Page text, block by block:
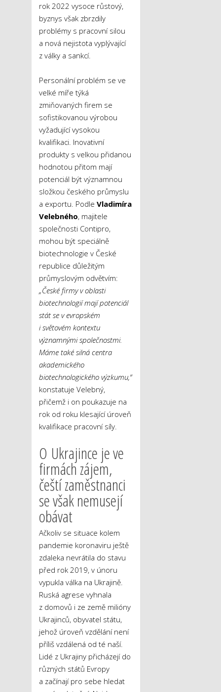
rok 2022 vysoce růstový,
byznys však zbrzdily
problémy s pracovní silou
a nová nejistota vyplývající
z války a sankcí.
Personální problém se ve
velké míře týká
zmiňovaných firem se
sofistikovanou výrobou
vyžadující vysokou
kvalifikaci. Inovativní
produkty s velkou přidanou
hodnotou přitom mají
potenciál být významnou
složkou českého průmyslu
a exportu. Podle Vladimíra
Velebného, majitele
společnosti Contipro,
mohou být speciálně
biotechnologie v České
republice důležitým
průmyslovým odvětvím:
„České firmy v oblasti
biotechnologií mají potenciál
stát se v evropském
i světovém kontextu
významnými společnostmi.
Máme také silná centra
akademického
biotechnologického výzkumu,“
konstatuje Velebný,
přičemž i on poukazuje na
rok od roku klesající úroveň
kvalifikace pracovní síly.
O Ukrajince je ve
firmách zájem,
čeští zaměstnanci
se však nemusejí
obávat
Ačkoliv se situace kolem
pandemie koronaviru ještě
zdaleka nevrátila do stavu
před rok 2019, v únoru
vypukla válka na Ukrajině.
Ruská agrese vyhnala
z domovů i ze země milióny
Ukrajinců, obyvatel státu,
jehož úroveň vzdělání není
příliš vzdálená od té naší.
Lidé z Ukrajiny přicházejí do
různých států Evropy
a začínají pro sebe hledat